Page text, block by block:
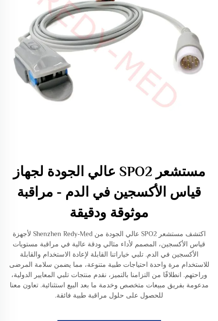
مستشعر SPO2 عالي الجودة لجهاز
قياس الأكسجين في الدم - مراقبة
موثوقة ودقيقة
اكتشف مستشعر SPO2 عالي الجودة من Shenzhen Redy-Med لأجهزة
قياس الأكسجين، المصمم لأداء مثالي ودقة عالية في مراقبة مستويات
الأكسجين في الدم. تلبي خياراتنا القابلة لإعادة الاستخدام والقابلة
للاستخدام مرة واحدة احتياجات طبية متنوعة، مما يضمن سلامة المرضى
وراحتهم. انطلاقًا من التزامنا بالتميز، نقدم منتجات تلبي المعايير الدولية،
مدعومة بفريق مبيعات متخصص وخدمة ما بعد البيع استثنائية. تعاون معنا
للحصول على حلول مراقبة طبية فائقة.